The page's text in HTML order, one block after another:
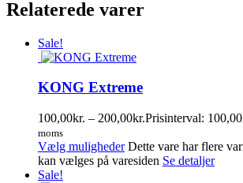
Relaterede varer
Sale!
KONG Extreme
100,00kr. – 200,00kr.Prisinterval:
moms
Vælg muligheder Dette vare har flere
kan vælges på varesiden Se detaljer
Sale!